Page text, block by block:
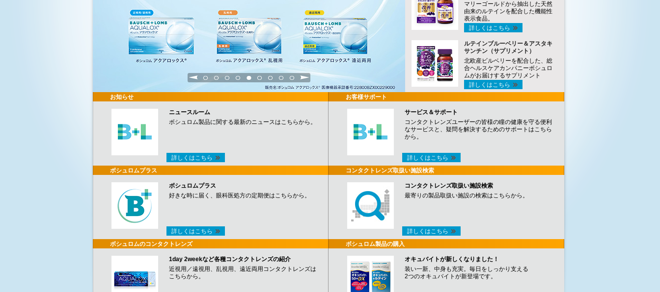
1 2 3 4 5 6 7 8 9
マリーゴールドから抽出した天然
由来のルテインを配合した機能性
表示食品。
詳しくはこちら
ルテインブルーベリー＆アスタキ
サンチン（サプリメント）
北欧産ビルベリーを配合した、総
合ヘルスケアカンパニーボシュロ
ムがお届けするサプリメント
詳しくはこちら
お知らせ
ニュースルーム
ボシュロム製品に関する最新のニュースはこちらから。
詳しくはこちら
ボシュロムプラス
ボシュロムプラス
好きな時に届く、眼科医処方の定期便はこちらから。
詳しくはこちら
ボシュロムのコンタクトレンズ
1day 2weekなど各種コンタクトレンズの紹介
近視用／遠視用、乱視用、遠近両用コンタクトレンズは
こちらから。
お客様サポート
サービス＆サポート
コンタクトレンズユーザーの皆様の瞳の健康を守る便利
なサービスと、疑問を解決するためのサポートはこちら
から。
詳しくはこちら
コンタクトレンズ取扱い施設検索
コンタクトレンズ取扱い施設検索
最寄りの製品取扱い施設の検索はこちらから。
詳しくはこちら
ボシュロム製品の購入
オキュバイトが新しくなりました！
装い一新、中身も充実。毎日をしっかり支える
2つのオキュバイトが新登場です。